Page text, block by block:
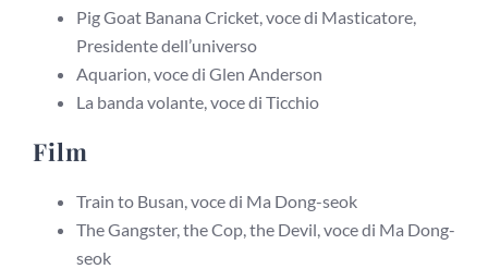
Pig Goat Banana Cricket, voce di Masticatore,
Presidente dell’universo
Aquarion, voce di Glen Anderson
La banda volante, voce di Ticchio
Film
Train to Busan, voce di Ma Dong-seok
The Gangster, the Cop, the Devil, voce di Ma Dong-
seok